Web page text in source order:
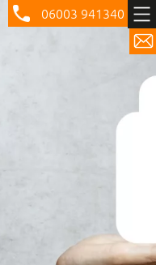
06003 941340